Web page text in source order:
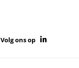
Volg ons op